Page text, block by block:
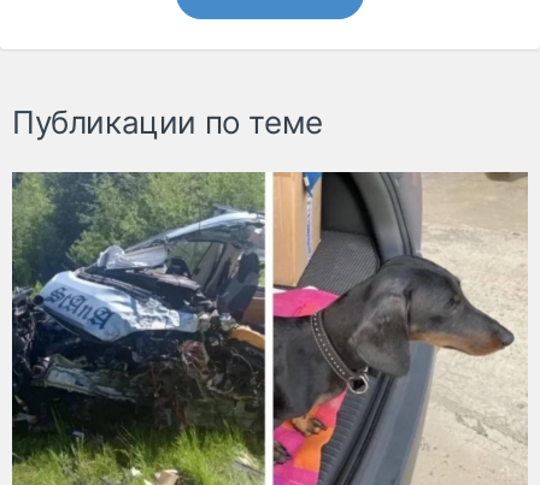
Публикации по теме